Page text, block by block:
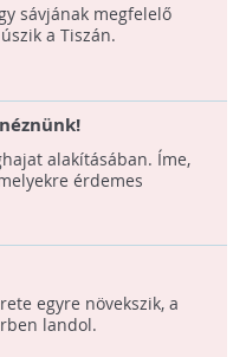
sávjának megfelelő
a Tiszán.
alakításában. Íme,
érdemes
egyre növekszik, a
landol.